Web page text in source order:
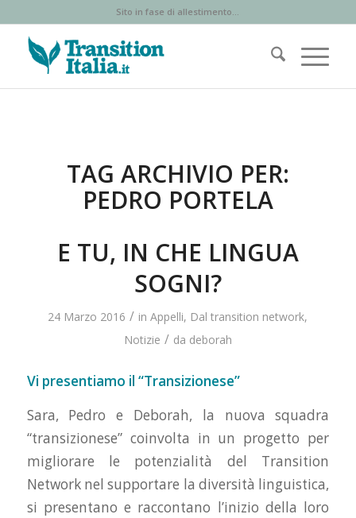
Sito in fase di allestimento...
TAG ARCHIVIO PER:
PEDRO PORTELA
E TU, IN CHE LINGUA
SOGNI?
24 Marzo 2016 / inAppelli, Dal transition network,
Notizie / da deborah
Vi presentiamo il “Transizionese”
Sara, Pedro e Deborah, la nuova squadra
“transizionese” coinvolta in un progetto per
migliorare le potenzialità del Transition
Network nel supportare la diversità linguistica,
si presentano e raccontano l’inizio della loro